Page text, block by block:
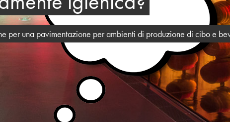
per una pavimentazione per ambienti di produzione di cibo e